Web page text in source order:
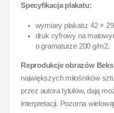
Specyfikacja plakatu:
wymiary plakatu: 42 ×
druk cyfrowy na
o gramaturze 200 g/m2.
Reprodukcje obrazów
największych miłośników
przez autora tytułów, dają
interpretacji. Pozorna